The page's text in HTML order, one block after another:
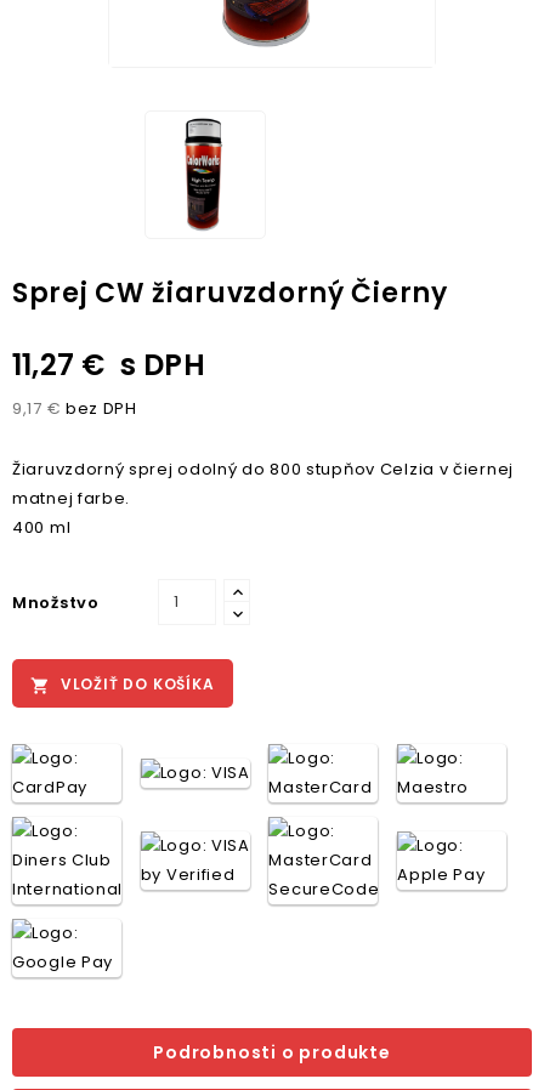
Sprej CW žiaruvzdorný Čierny
11,27 € s DPH
9,17 € bez DPH
Žiaruvzdorný sprej odolný do 800 stupňov Celzia v čiernej
matnej farbe.
400 ml
Množstvo
 VLOŽIŤ DO KOŠÍKA
Podrobnosti o produkte